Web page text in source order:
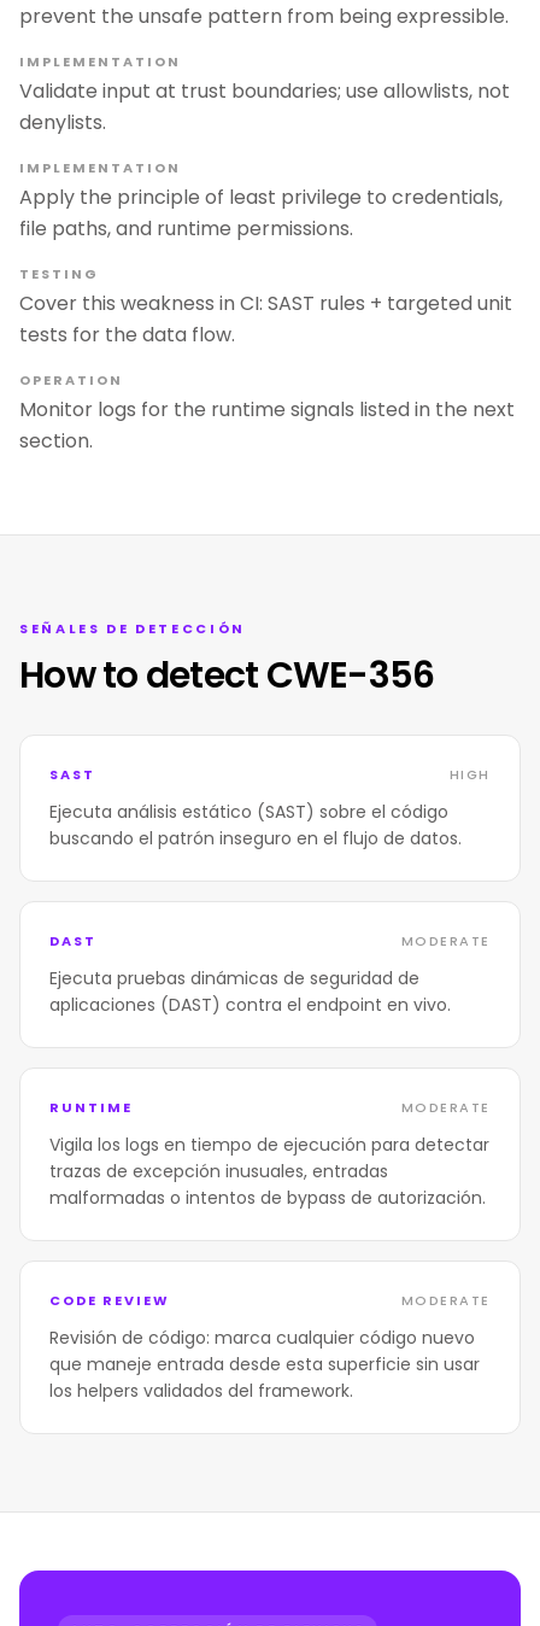
prevent the unsafe pattern from being expressible.
IMPLEMENTATION
Validate input at trust boundaries; use allowlists, not
denylists.
IMPLEMENTATION
Apply the principle of least privilege to credentials,
file paths, and runtime permissions.
TESTING
Cover this weakness in CI: SAST rules + targeted unit
tests for the data flow.
OPERATION
Monitor logs for the runtime signals listed in the next
section.
SEÑALES DE DETECCIÓN
How to detect CWE-356
SAST HIGH
Ejecuta análisis estático (SAST) sobre el código
buscando el patrón inseguro en el flujo de datos.
DAST MODERATE
Ejecuta pruebas dinámicas de seguridad de
aplicaciones (DAST) contra el endpoint en vivo.
RUNTIME MODERATE
Vigila los logs en tiempo de ejecución para detectar
trazas de excepción inusuales, entradas
malformadas o intentos de bypass de autorización.
CODE REVIEW MODERATE
Revisión de código: marca cualquier código nuevo
que maneje entrada desde esta superficie sin usar
los helpers validados del framework.